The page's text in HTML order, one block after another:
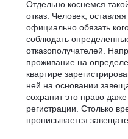
Отдельно коснемся
отказ. Человек,
официально обязать
соблюдать
отказополучателей.
проживание на
квартире
ней на основании
сохранит это право
регистрации. Столько
прописывается